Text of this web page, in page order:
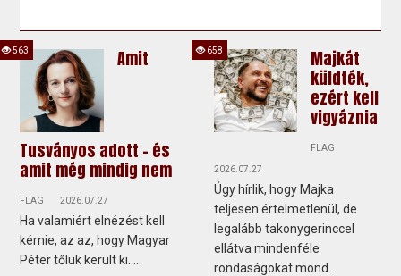
Amit
Tusványos adott – és
amit még mindig nem
FLAG 2026.07.27
Ha valamiért elnézést kell
kérnie, az az, hogy Magyar
Péter tőlük került ki....
563
Majkát
küldték,
ezért kell
vigyáznia
FLAG
2026.07.27
Úgy hírlik, hogy Majka
teljesen értelmetlenül, de
legalább takonygerinccel
ellátva mindenféle
rondaságokat mond.
658